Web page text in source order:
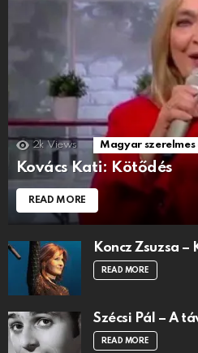
2k Views Magyar
Kovács Kati: Kötődés
READ MORE
Koncz Zsuzsa
READ MORE
Szécsi Pál – A
READ MORE